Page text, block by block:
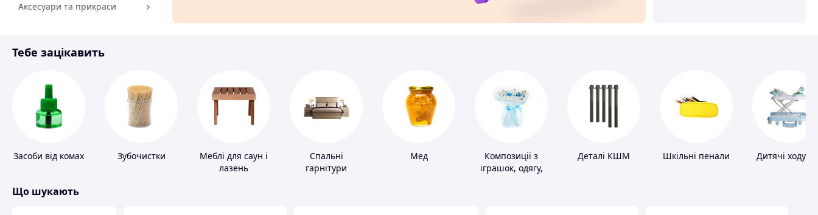
Аксесуари та прикраси
Спорт і відпочинок
Тебе зацікавить
Засоби від комах Зубочистки
Меблі для саун і
лазень
Спальні
гарнітури
Мед
Композиції з
іграшок, одягу,
Деталі КШМ Шкільні пенали Дитячі
Що шукають